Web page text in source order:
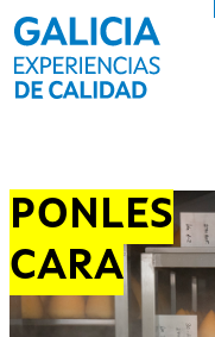
PONLES
CARA